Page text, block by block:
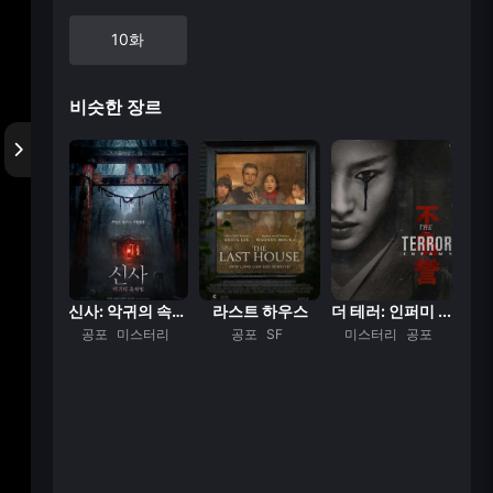
10화
비슷한 장르
신사: 악귀의 속삭...
공포 미스터리
라스트 하우스
공포 SF
더 테러: 인퍼미 ...
미스터리 공포